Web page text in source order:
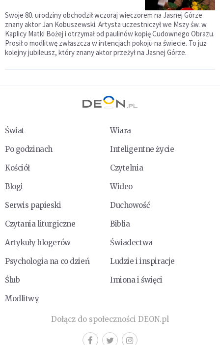
Swoje 80. urodziny obchodził wczoraj wieczorem na Jasnej Górze
znany aktor Jan Kobuszewski. Artysta uczestniczył we Mszy św. w
Kaplicy Matki Bożej i otrzymał od paulinów kopię Cudownego Obrazu.
Prosił o modlitwę zwłaszcza w intencjach pokoju na świecie. To już
kolejny jubileusz, który znany aktor przeżył na Jasnej Górze.
Świat
Wiara
Po godzinach
Inteligentne życie
Kościół
Czytelnia
Blogi
Wideo
Serwis papieski
Duchowość
Czytania liturgiczne
Biblia
Artykuły blogerów
Świadectwa
Psychologia na co dzień
Ludzie i inspiracje
Ślub
Imiona i święci
Modlitwy
Dołącz do społeczności DEON.pl